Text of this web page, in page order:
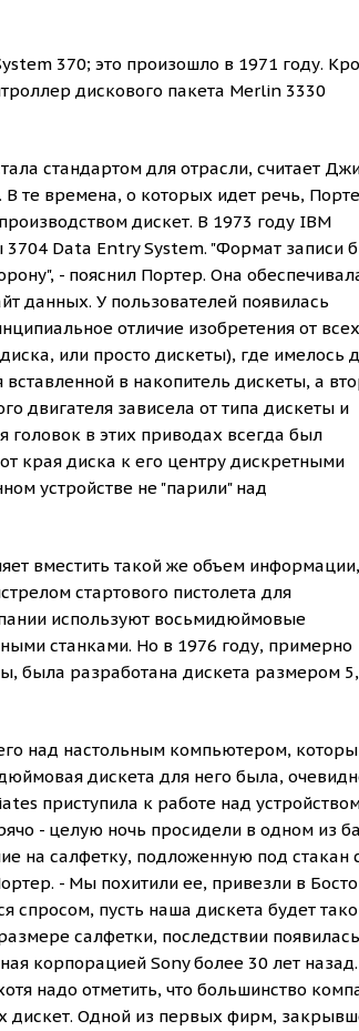
370; это произошло в 1971 году.
дискового пакета Merlin 3330
стандартом для отрасли, считает
те времена, о которых идет речь,
дискет. В 1973 году IBM
Data Entry System. "Формат записи
- пояснил Портер. Она
данных. У пользователей появилась
отличие изобретения от всех
или просто дискеты), где имелось
в накопитель дискеты, а
двигателя зависела от типа дискеты и
в этих приводах всегда был
края диска к его центру дискретными
устройстве не "парили" над
вместить такой же объем
стартового пистолета для
используют восьмидюймовые
станками. Но в 1976 году, примерно
была разработана дискета размером
над настольным компьютером,
дискета для него была,
приступила к работе над
- целую ночь просидели в одном из
на салфетку, подложенную под стакан
- Мы похитили ее, привезли в
спросом, пусть наша дискета будет
салфетки, последствии появилась
корпорацией Sony более 30 лет назад.
надо отметить, что большинство
дискет. Одной из первых фирм,